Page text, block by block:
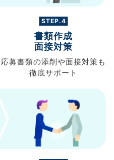
STEP.4
書類作成
面接対策
応募書類の添削や面接対策も
徹底サポート